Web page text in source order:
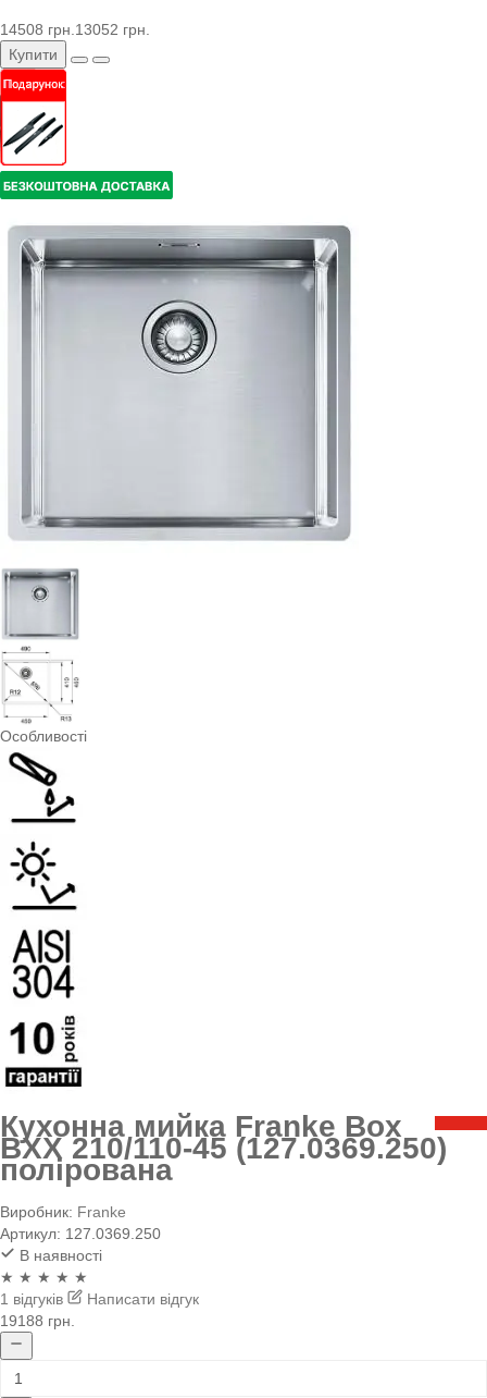
14508 грн. 13052 грн.
Купити
Особливості
Кухонна мийка Franke Box
BXX 210/110-45 (127.0369.250)
полірована
Виробник: Franke
Артикул: 127.0369.250
В наявності
★ ★ ★ ★ ★
1 відгуків
Написати відгук
19188 грн.